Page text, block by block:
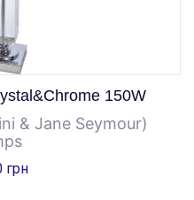
150W
& Jane Seymour)
грн